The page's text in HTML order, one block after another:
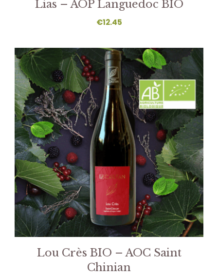
Lias – AOP Languedoc BIO
€12.45
Lou Crès BIO – AOC Saint
Chinian